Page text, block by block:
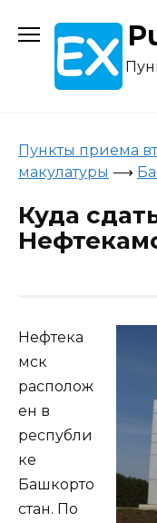
content
Пункты приема
макулатуры ⟶
Куда
Нефтека
мск
располож
ен в
республи
ке
Башкорто
стан. По